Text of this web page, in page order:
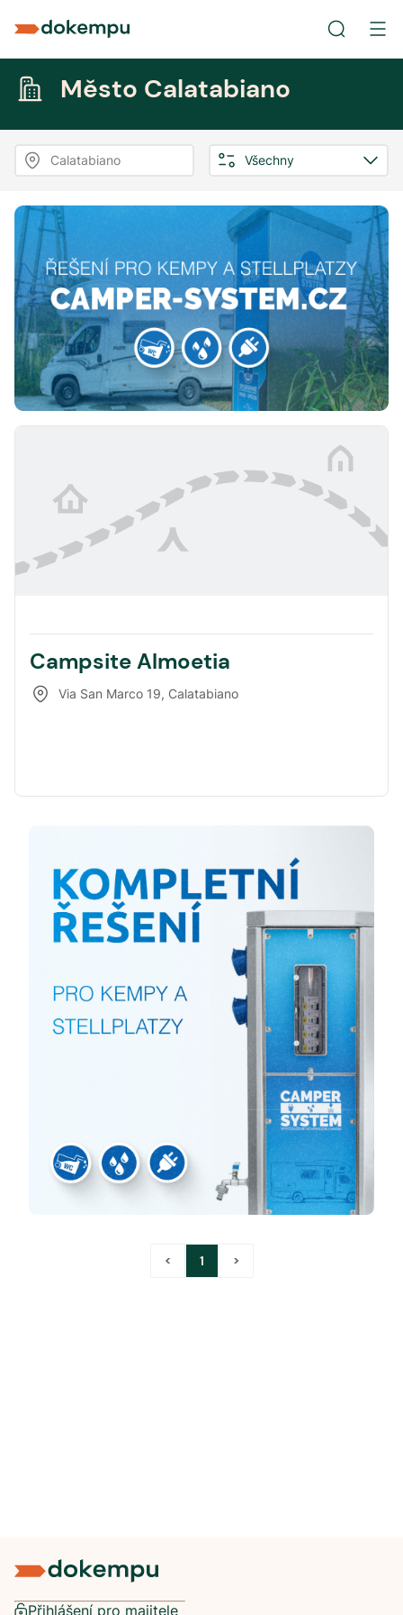
Město Calatabiano
Calatabiano Všechny
Campsite Almoetia
Via San Marco 19, Calatabiano
< 1 >
Přihlášení pro majitele